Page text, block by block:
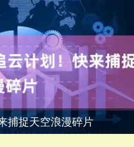
捕捉天空浪漫碎片